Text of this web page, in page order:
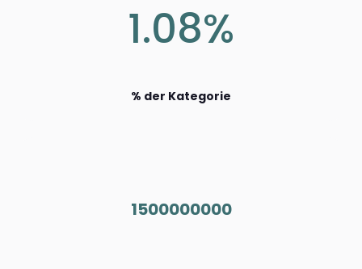
1.08%
% der Kategorie
1500000000